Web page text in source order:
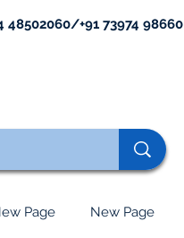
48502060/+91 73974 98660
Page New Page